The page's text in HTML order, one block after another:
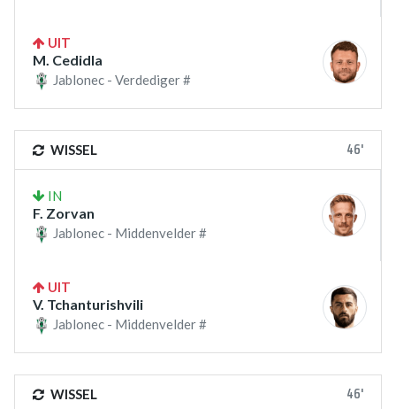
UIT
M. Cedidla
Jablonec - Verdediger #
WISSEL 46'
IN
F. Zorvan
Jablonec - Middenvelder #
UIT
V. Tchanturishvili
Jablonec - Middenvelder #
WISSEL 46'